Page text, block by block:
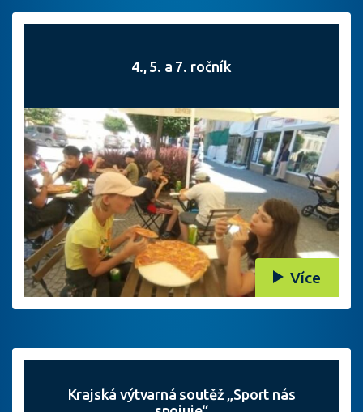
4., 5. a 7. ročník
Více
Krajská výtvarná soutěž „Sport nás